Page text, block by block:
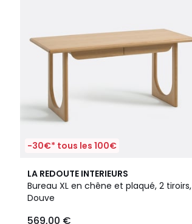
-30€* tous les 100€
LA REDOUTE INTERIEURS
Bureau XL en chêne et plaqué, 2 tiroirs,
Douve
569,00 €
5
/
5